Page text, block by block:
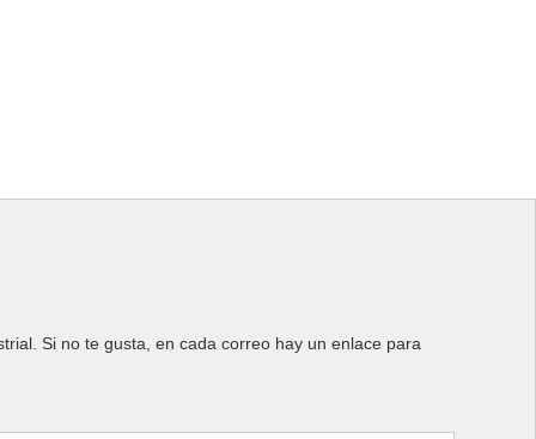
Si no te gusta, en cada correo hay un enlace para